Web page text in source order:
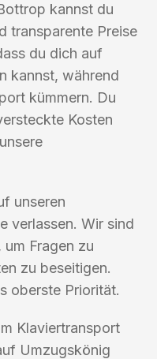
kannst du
transparente Preise
du dich auf
kannst, während
kümmern. Du
Kosten
unseren
verlassen. Wir sind
Fragen zu
zu beseitigen.
oberste Priorität.
Klaviertransport
Umzugskönig